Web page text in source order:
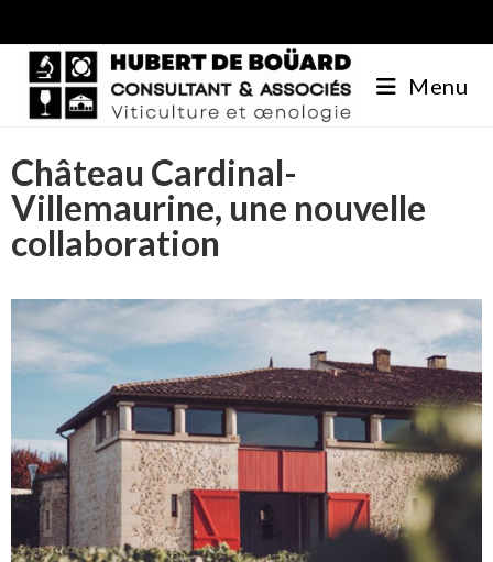
Menu
Château Cardinal-
Villemaurine, une nouvelle
collaboration